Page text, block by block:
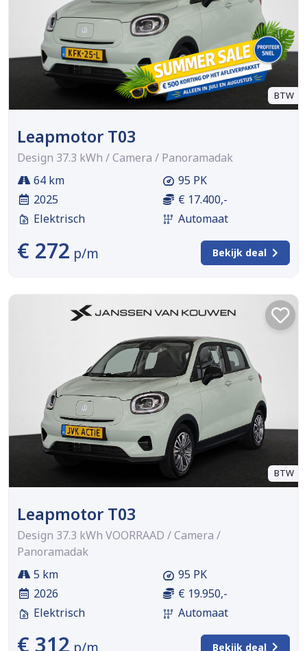
BTW
Leapmotor T03
Design 37.3 kWh / Camera / Panoramadak
64 km
2025
Elektrisch
95 PK
€ 17.400,-
Automaat
€ 272 p/m Bekijk deal
BTW
Leapmotor T03
Design 37.3 kWh VOORRAAD / Camera /
Panoramadak
5 km
2026
Elektrisch
95 PK
€ 19.950,-
Automaat
€ 312 p/m Bekijk deal